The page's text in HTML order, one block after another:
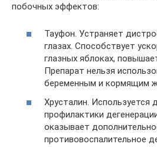
побочных эффектов:
Тауфон. Устраняет
глазах. Способствует
глазных яблоках,
Препарат нельзя
беременным и кормящим
Хрусталин. Используется
профилактики
оказывает
противовоспалительное